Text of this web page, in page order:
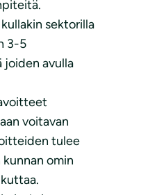
sektorilla
3-5
avulla
voitavan
tulee
kunnan omin